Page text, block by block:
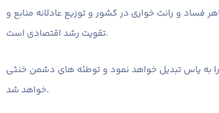
و رانت خواری در کشور و توزیع عادلانه منابع و
تقویت رشد اقتصادی است.
به یاس تبدیل خواهد نمود و توطئه های دشمن خنثی
خواهد شد.